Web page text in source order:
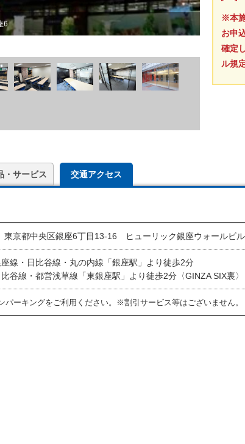
6
※本
お申
確定
ル規
・サービス 交通アクセス
京都中央区銀座6丁目13-16 ヒューリック銀座ウォールビ
線・日比谷線・丸の内線「銀座駅」より徒歩2分
谷線・都営浅草線「東銀座駅」より徒歩2分〈GINZA SIX裏〉
パーキングをご利用ください。※割引サービス等はございません。